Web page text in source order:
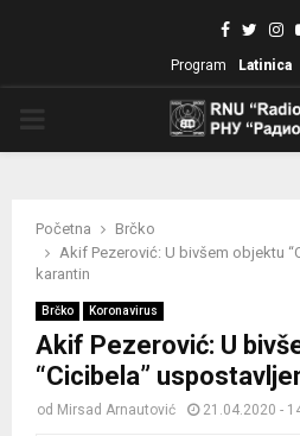
Facebook
Program Latinica
Početna
Brčko
Akif Pezerović: U bivšem objektu
karantin
Brčko Koronavirus
Akif Pezerović: U
“Cicibela”
od Mirsad Arnautović 21.04.2020 -